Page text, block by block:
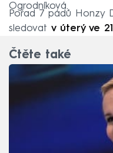
Ogrodníková.
Pořad 7 pádů Honzy
sledovat v úterý ve
Čtěte také